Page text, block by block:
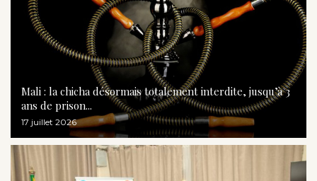
Mali : la chicha désormais totalement interdite, jusqu’à 3
ans de prison...
17 juillet 2026